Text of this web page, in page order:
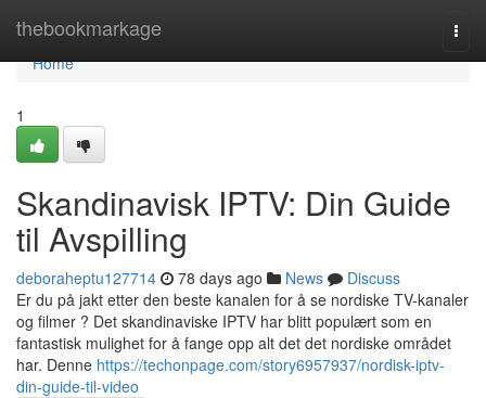
thebookmarkage
Home
Home
1
Skandinavisk IPTV: Din Guide
til Avspilling
deboraheptu127714 78 days ago News
Discuss
Er du på jakt etter den beste kanalen for å se nordiske TV-kanaler
og filmer ? Det skandinaviske IPTV har blitt populært som en
fantastisk mulighet for å fange opp alt det det nordiske området
har. Denne https://techonpage.com/story6957937/nordisk-iptv-
din-guide-til-video